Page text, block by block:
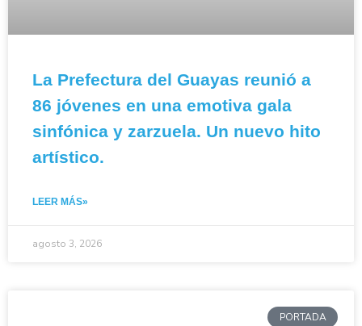
La Prefectura del Guayas reunió a
86 jóvenes en una emotiva gala
sinfónica y zarzuela. Un nuevo hito
artístico.
LEER MÁS»
agosto 3, 2026
PORTADA